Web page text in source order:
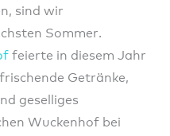
sind wir
Sommer.
feierte in diesem Jahr
Getränke,
geselliges
Wuckenhof bei